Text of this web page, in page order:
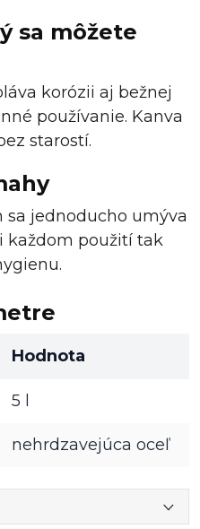
sa môžete
korózii aj bežnej
používanie. Kanva
starostí.
sa jednoducho umýva
každom použití tak
Hodnota
5 l
nehrdzavejúca oceľ